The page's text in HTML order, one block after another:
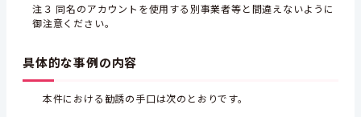
注３ 同名のアカウントを使用する別事業者等と間違えないように
御注意ください。
具体的な事例の内容
本件における勧誘の手口は次のとおりです。